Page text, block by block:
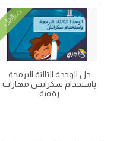
الحل
حل الوحدة الثالثة البرمجة
باستخدام سكراتش مهارات
رقمية